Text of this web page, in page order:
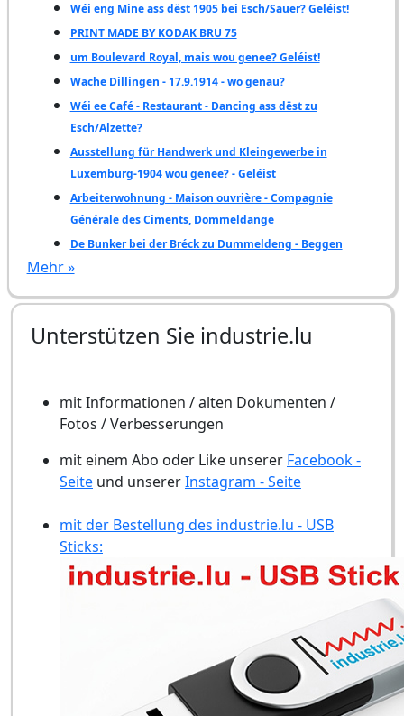
Wéi eng Mine ass dëst 1905 bei Esch/Sauer? Geléist!
PRINT MADE BY KODAK BRU 75
um Boulevard Royal, mais wou genee? Geléist!
Wache Dillingen - 17.9.1914 - wo genau?
Wéi ee Café - Restaurant - Dancing ass dëst zu
Esch/Alzette?
Ausstellung für Handwerk und Kleingewerbe in
Luxemburg-1904 wou genee? - Geléist
Arbeiterwohnung - Maison ouvrière - Compagnie
Générale des Ciments, Dommeldange
De Bunker bei der Bréck zu Dummeldeng - Beggen
Mehr »
Unterstützen Sie industrie.lu
mit Informationen / alten Dokumenten /
Fotos / Verbesserungen
mit einem Abo oder Like unserer Facebook -
Seite und unsererInstagram - Seite
mit der Bestellung des industrie.lu - USB
Sticks: